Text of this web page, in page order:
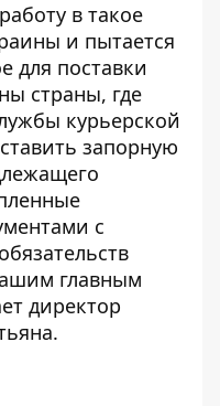
в такое
и пытается
для поставки
страны, где
курьерской
запорную
с
главным
директор